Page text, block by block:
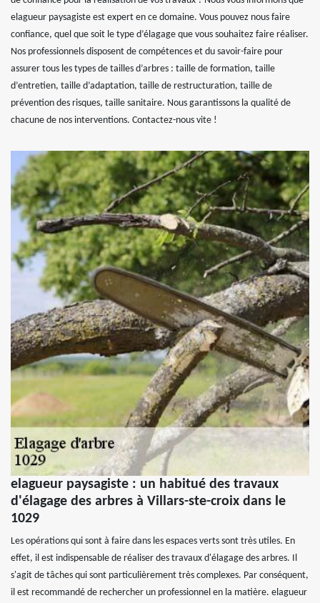
elagueur paysagiste est expert en ce domaine. Vous pouvez nous faire
confiance, quel que soit le type d’élagage que vous souhaitez faire réaliser.
Nos professionnels disposent de compétences et du savoir-faire pour
assurer tous les types de tailles d’arbres : taille de formation, taille
d’entretien, taille d’adaptation, taille de restructuration, taille de
prévention des risques, taille sanitaire. Nous garantissons la qualité de
chacune de nos interventions. Contactez-nous vite !
elagueur paysagiste : un habitué des travaux
d'élagage des arbres à Villars-ste-croix dans le
1029
Les opérations qui sont à faire dans les espaces verts sont très utiles. En
effet, il est indispensable de réaliser des travaux d'élagage des arbres. Il
s'agit de tâches qui sont particulièrement très complexes. Par conséquent,
il est recommandé de rechercher un professionnel en la matière. elagueur